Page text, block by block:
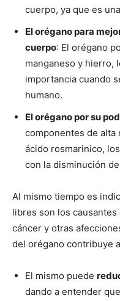
cuerpo, ya que es
El orégano para
cuerpo: El orégano
manganeso y hierro,
importancia cuando
humano.
El orégano por su
componentes de alta
ácido rosmarinico,
con la disminución
Al mismo tiempo es
libres son los
cáncer y otras
del orégano contribuye
El mismo puede
dando a entender